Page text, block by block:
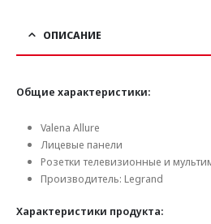
ОПИСАНИЕ
Общие характеристики:
Valena Allure
Лицевые панели
Розетки телевизионные и
Производитель: Legrand
Характеристики продукта: